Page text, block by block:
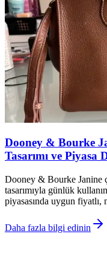
Dooney & Bourke
Tasarımı ve Piyasa
Dooney & Bourke Janine
tasarımıyla günlük
piyasasında uygun fiyatlı,
Daha fazla bilgi edinin